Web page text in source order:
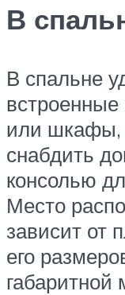
В
В спальне
или шкафы,
снабдить
консолью
Место
зависит от
его
габаритной